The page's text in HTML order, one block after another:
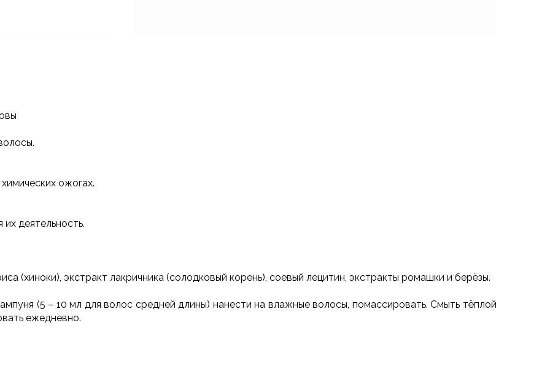
ожогах.
деятельность.
(хиноки), экстракт лакричника (солодковый корень), соевый лецитин, экстракты ромашки и берёзы.
(5 – 10 мл для волос средней длины) нанести на влажные волосы, помассировать. Смыть тёплой
ежедневно.